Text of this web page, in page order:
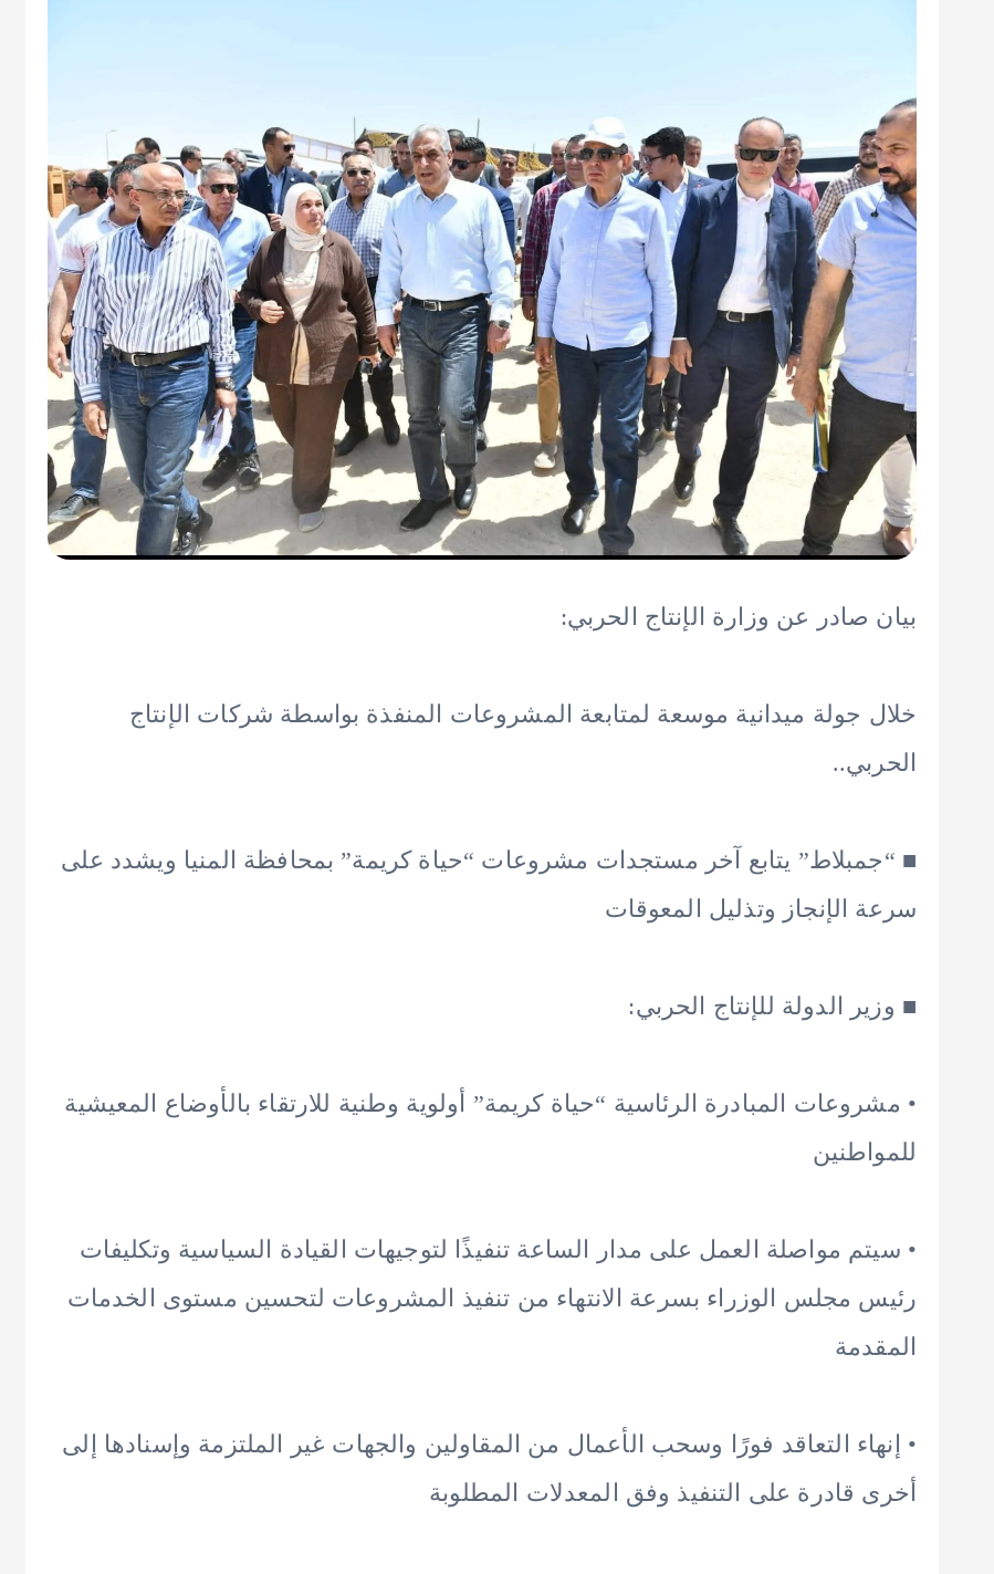
بيان صادر عن وزارة الإنتاج الحربي:
خلال جولة ميدانية موسعة لمتابعة المشروعات المنفذة بواسطة شركات الإنتاج
الحربي..
■ “جمبلاط” يتابع آخر مستجدات مشروعات “حياة كريمة” بمحافظة المنيا ويشدد على
سرعة الإنجاز وتذليل المعوقات
■ وزير الدولة للإنتاج الحربي:
• مشروعات المبادرة الرئاسية “حياة كريمة” أولوية وطنية للارتقاء بالأوضاع المعيشية
للمواطنين
• سيتم مواصلة العمل على مدار الساعة تنفيذًا لتوجيهات القيادة السياسية وتكليفات
رئيس مجلس الوزراء بسرعة الانتهاء من تنفيذ المشروعات لتحسين مستوى الخدمات
المقدمة
• إنهاء التعاقد فورًا وسحب الأعمال من المقاولين والجهات غير الملتزمة وإسنادها إلى
أخرى قادرة على التنفيذ وفق المعدلات المطلوبة